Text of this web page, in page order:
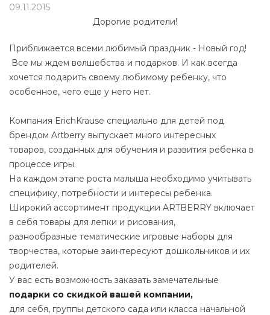
09.11.2015
Дорогие родители!
Приближается всеми любимый праздник - Новый год!
Все мы ждем волшебства и подарков. И как всегда
хочется подарить своему любимому ребенку, что
особенное, чего еще у него нет.
Компания ErichKrause специально для детей под
брендом Artberry выпускает много интересных
товаров, созданных для обучения и развития ребенка в
процессе игры.
На каждом этапе роста малыша необходимо учитывать
специфику, потребности и интересы ребенка.
Широкий ассортимент продукции ARTBERRY включает
в себя товары для лепки и рисования,
разнообразные тематические игровые наборы для
творчества, которые заинтересуют дошкольников и их
родителей.
У вас есть возможность заказать замечательные
подарки со скидкой вашей компании,
для себя, группы детского сада или класса начальной